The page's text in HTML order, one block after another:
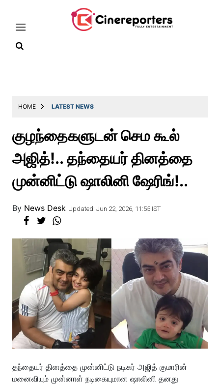
Latest
Throwback
Television
Reviews
Photos
Story
HOME LATEST NEWS
குழந்தைகளுடன் செம கூல்
அஜித்!.. தந்தையர் தினத்தை
முன்னிட்டு ஷாலினி ஷேரிங்!..
By News Desk Updated: Jun 22, 2026, 11:55 IST
தந்தையர் தினத்தை முன்னிட்டு நடிகர் அஜித் குமாரின்
மனைவியும் முன்னாள் நடிகையுமான ஷாலினி தனது